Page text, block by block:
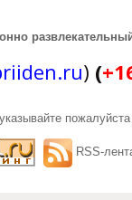
) (
RSS-